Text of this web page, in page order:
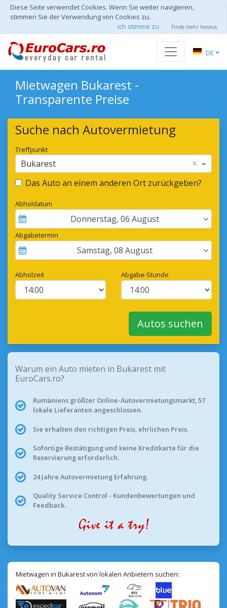
Diese Seite verwendet Cookies. Wenn Sie weiter navigieren,
stimmen Sie der Verwendung von Cookies zu.
ich stimme zu
Finde mehr heraus
DE
Mietwagen Bukarest -
Transparente Preise
Suche nach Autovermietung
Treffpunkt
Bukarest ×
Das Auto an einem anderen Ort zurückgeben?
Abholdatum
Donnerstag, 06 August
Abgabetermin
Samstag, 08 August
Abholzeit Abgabe-Stunde
Autos suchen
Warum ein Auto mieten in Bukarest mit
EuroCars.ro?
Rumäniens größter Online-Autovermietungsmarkt, 57
lokale Lieferanten angeschlossen.
Sie erhalten den richtigen Preis, ehrlichen Preis.
Sofortige Bestätigung und keine Kreditkarte für die
Reservierung erforderlich.
24 Jahre Autovermietung Erfahrung.
Quality Service Control - Kundenbewertungen und
Feedback.
Mietwagen in Bukarest von lokalen Anbietern suchen: